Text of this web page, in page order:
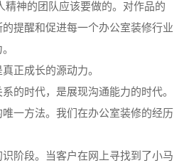
精神的团队应该要做的。对作品的
提醒和促进每一个办公室装修行业
正成长的源动力。
时代，是展现沟通能力的时代。
一方法。我们在办公室装修的经历
段。当客户在网上寻找到了小马